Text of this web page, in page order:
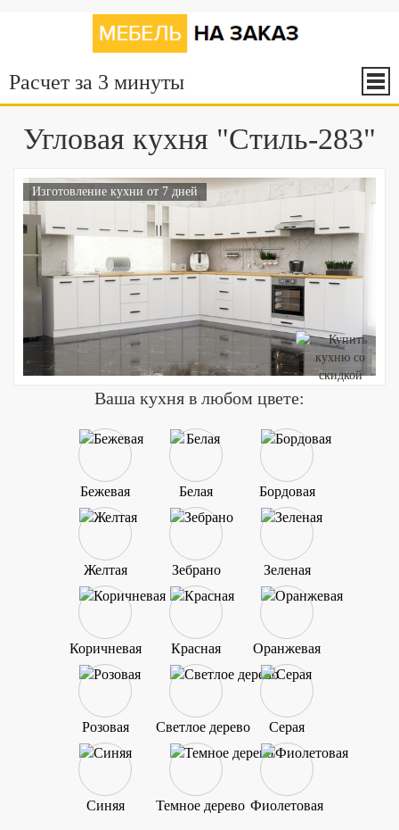
Расчет за 3 минуты
Угловая кухня "Стиль-283"
Изготовление кухни от 7 дней
Ваша кухня в любом цвете:
Бежевая Белая Бордовая
Желтая Зебрано Зеленая
Коричневая Красная Оранжевая
Розовая Светлое дерево Серая
Синяя Темное дерево Фиолетовая